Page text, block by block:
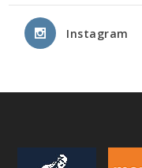
Instagram